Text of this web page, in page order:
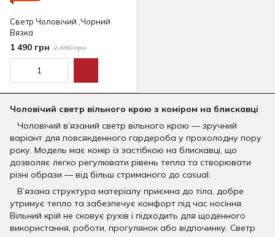
Светр Чоловічий ,Чорний
Вязка
1 490 грн 2 390 грн
Чоловічий светр вільного крою з коміром на блискавці
Чоловічий в’язаний светр вільного крою — зручний
варіант для повсякденного гардероба у прохолодну пору
року. Модель має комір із застібкою на блискавці, що
дозволяє легко регулювати рівень тепла та створювати
різні образи — від більш стриманого до casual.
В’язана структура матеріалу приємна до тіла, добре
утримує тепло та забезпечує комфорт під час носіння.
Вільний крій не сковує рухів і підходить для щоденного
використання, роботи, прогулянок або відпочинку. Светр